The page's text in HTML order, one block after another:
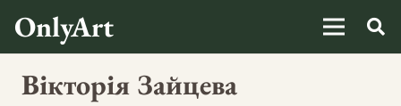
OnlyArt
Вікторія Зайцева